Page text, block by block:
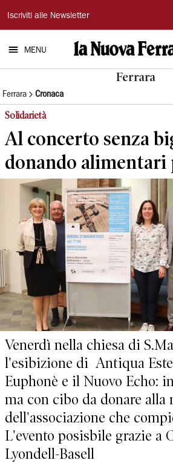
La
Nuova
Ferrara
Iscriviti alle Newsletter
MENU
Ferrara
Ferrara Cronaca
Solidarietà
Al concerto senza
donando alimentari
Venerdì nella chiesa di
l'esibizione di Antiqua
Euphonè e il Nuovo Echo:
ma con cibo da donare alla
dell'associazione che
L'evento posisbile grazie a
Lyondell-Basell